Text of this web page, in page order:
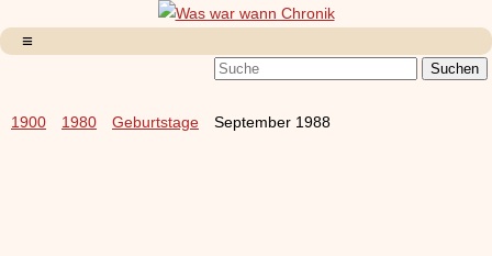
1900 1980 Geburtstage September 1988